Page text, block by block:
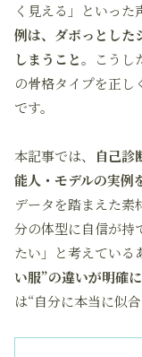
く見える」といった
例は、ダボっとした
しまうこと。こうし
の骨格タイプを正し
です。
本記事では、
自己診
能人・モデルの実例
データを踏まえた素
分の体型に自信が持
たい」と考えている
い服”の違いが明確
は“自分に本当に似